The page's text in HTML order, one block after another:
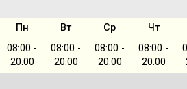
Пн Вт Ср Чт
08:00 -
20:00
08:00 -
20:00
08:00 -
20:00
08:00 -
20:00